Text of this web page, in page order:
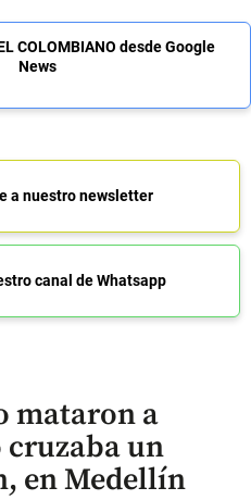
COLOMBIANO desde Google
News
a nuestro newsletter
canal de Whatsapp
mataron a
cruzaba un
en Medellín